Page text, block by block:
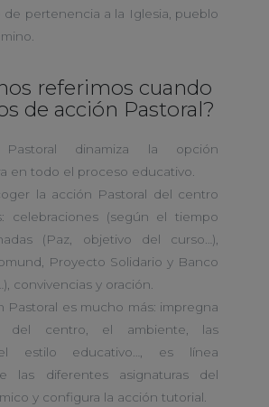
de pertenencia a la Iglesia, pueblo
referimos cuando
de acción Pastoral?
dinamiza la opción
en todo el proceso educativo.
la acción Pastoral del centro
celebraciones (según el tiempo
(Paz, objetivo del curso…),
Proyecto Solidario y Banco
convivencias y oración.
Pastoral es mucho más: impregna
del centro, el ambiente, las
estilo educativo…, es línea
las diferentes asignaturas del
y configura la acción tutorial.